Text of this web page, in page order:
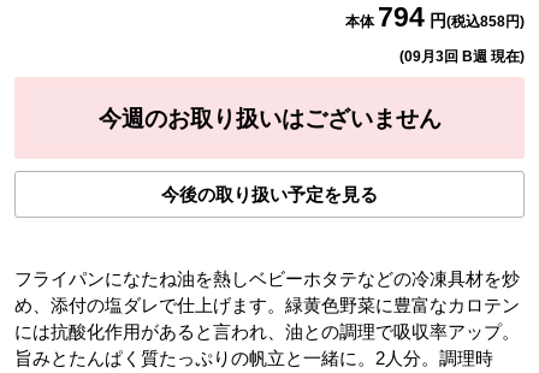
本体 794 円(税込858円)
(09月3回 B週 現在)
今週のお取り扱いはございません
今後の取り扱い予定を見る
フライパンになたね油を熱しベビーホタテなどの冷凍具材を炒
め、添付の塩ダレで仕上げます。緑黄色野菜に豊富なカロテン
には抗酸化作用があると言われ、油との調理で吸収率アップ。
旨みとたんぱく質たっぷりの帆立と一緒に。2人分。調理時